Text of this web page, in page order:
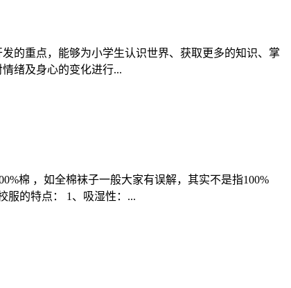
的重点，能够为小学生认识世界、获取更多的知识、掌
绪及身心的变化进行...
棉 ，如全棉袜子一般大家有误解，其实不是指100%
服的特点： 1、吸湿性：...